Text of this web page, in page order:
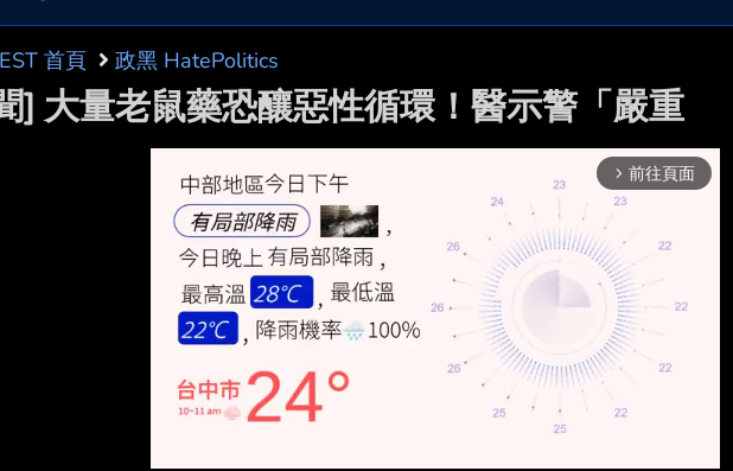
首頁 政黑 HatePolitics
] 大量老鼠藥恐釀惡性循環！醫示警「嚴重
arrow_forward_ios 前往頁面